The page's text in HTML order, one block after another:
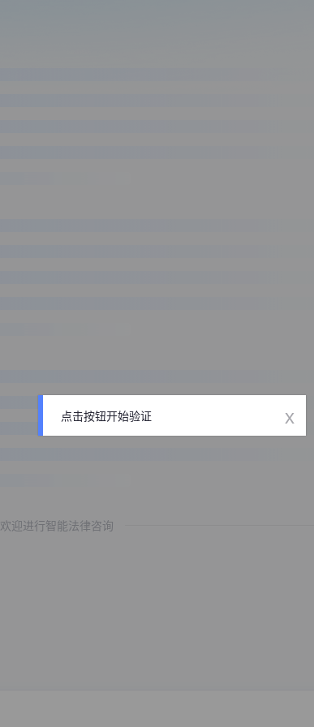
欢迎进行智能法律咨询
点击按钮开始验证 x